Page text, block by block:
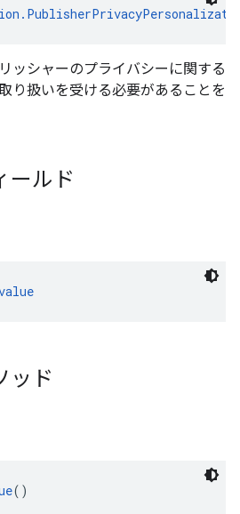
ッシャーのプライバシーに関する
り扱いを受ける必要があることを
ールド
ッド
()